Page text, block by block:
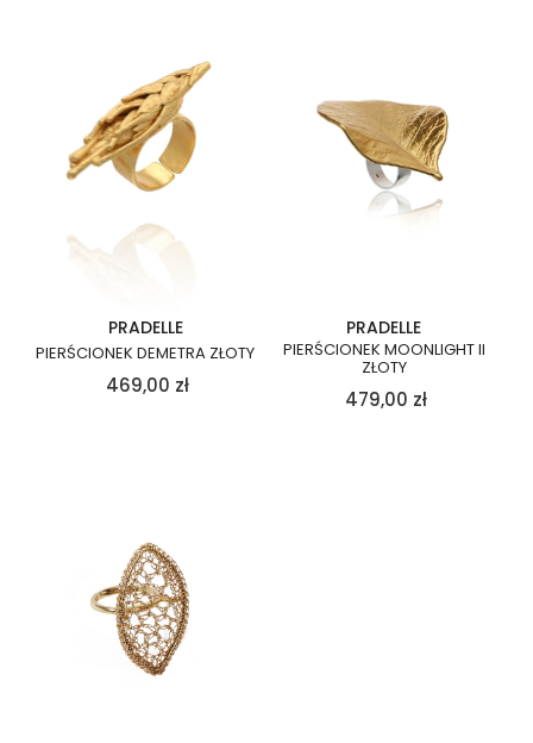
PRADELLE
PIERŚCIONEK DEMETRA ZŁOTY
469,00 zł
PRADELLE
PIERŚCIONEK MOONLIGHT II
ZŁOTY
479,00 zł